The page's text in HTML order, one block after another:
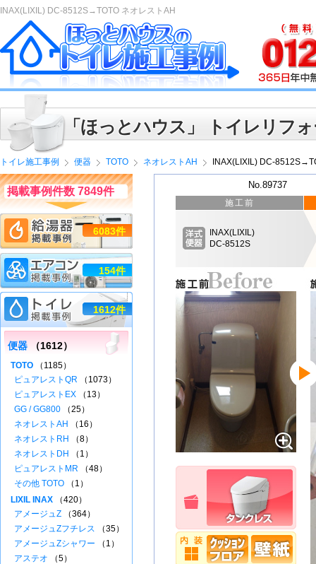
INAX(LIXIL) DC-8512S→TOTO ネオレストAH
「ほっとハウス」 トイレリフ
トイレ施工事例 便器 TOTO ネオレストAH INAX(LIXIL) DC-
No.89737
施工前
INAX(LIXIL)
DC-8512S
掲載事例件数 7849件
6083件
154件
1612件
便器 （1612）
TOTO （1185）
ピュアレストQR （1073）
ピュアレストEX （13）
GG / GG800 （25）
ネオレストAH
（16）
ネオレストRH
（8）
ネオレストDH
（1）
ピュアレストMR （48）
その他 TOTO （1）
LIXIL INAX （420）
アメージュZ （364）
アメージュZフチレス （35）
アメージュZシャワー （1）
アステオ （5）